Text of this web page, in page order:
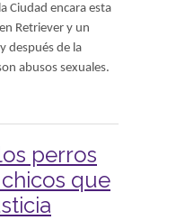
Ciudad encara esta
Retriever y un
después de la
abusos sexuales.
perros
que